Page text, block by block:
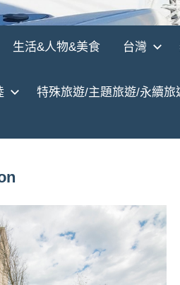
生活&人物&美食 台灣
特殊旅遊/主題旅遊/永續旅